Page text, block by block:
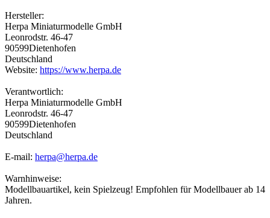
Hersteller:
Herpa Miniaturmodelle GmbH
Leonrodstr. 46-47
90599Dietenhofen
Deutschland
Website: https://www.herpa.de
Verantwortlich:
Herpa Miniaturmodelle GmbH
Leonrodstr. 46-47
90599Dietenhofen
Deutschland
E-mail: herpa@herpa.de
Warnhinweise:
Modellbauartikel, kein Spielzeug! Empfohlen für Modellbauer ab 14
Jahren.